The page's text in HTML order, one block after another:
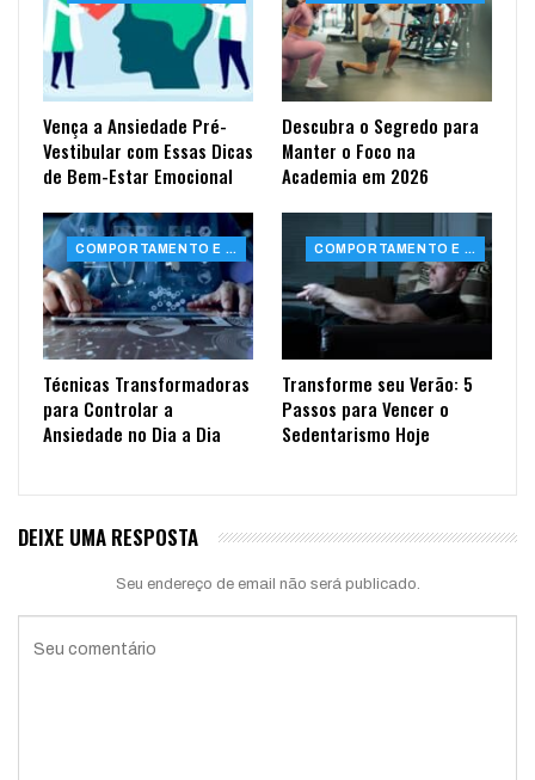
Vença a Ansiedade Pré-
Vestibular com Essas Dicas
de Bem-Estar Emocional
Descubra o Segredo para
Manter o Foco na
Academia em 2026
COMPORTAMENTO E SAÚDE
Técnicas Transformadoras
para Controlar a
Ansiedade no Dia a Dia
COMPORTAMENTO E SAÚDE
Transforme seu Verão: 5
Passos para Vencer o
Sedentarismo Hoje
DEIXE UMA RESPOSTA
Seu endereço de email não será publicado.